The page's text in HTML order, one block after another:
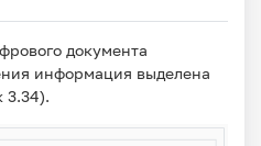
документа
информация выделена
3.34).